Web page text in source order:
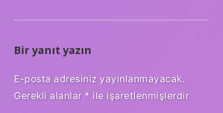
Bir yanıt yazın
E-posta adresiniz yayınlanmayacak.
Gerekli alanlar * ile işaretlenmişlerdir